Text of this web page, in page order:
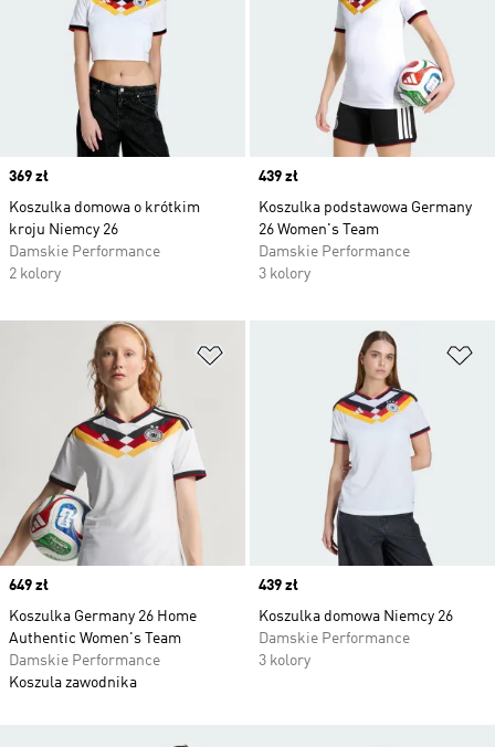
Price
369 zł
Koszulka domowa o krótkim
kroju Niemcy 26
Damskie Performance
2 kolory
Price
439 zł
Koszulka podstawowa Germany
26 Women's Team
Damskie Performance
3 kolory
Dodaj do listy życzeń
Price
649 zł
Koszulka Germany 26 Home
Authentic Women's Team
Damskie Performance
Koszula zawodnika
Price
439 zł
Koszulka domowa Niemcy 26
Damskie Performance
3 kolory